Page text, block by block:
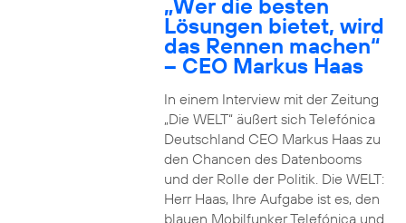
„Wer die besten
Lösungen bietet, wird
das Rennen machen“
– CEO Markus Haas
In einem Interview mit der Zeitung
„Die WELT“ äußert sich Telefónica
Deutschland CEO Markus Haas zu
den Chancen des Datenbooms
und der Rolle der Politik. Die WELT:
Herr Haas, Ihre Aufgabe ist es, den
blauen Mobilfunker Telefónica und